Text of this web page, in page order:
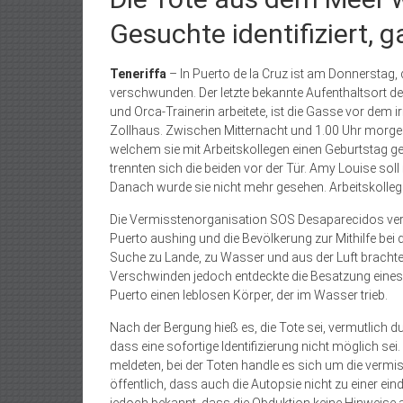
Gesuchte identifiziert,
Teneriffa – In Puerto de la Cruz ist am
verschwunden. Der letzte bekannte Aufenthaltsort
und Orca-Trainerin arbeitete, ist die Gasse vor dem
Zollhaus. Zwischen Mitternacht und 1.00 Uhr
welchem sie mit Arbeitskollegen einen Geburtstag
trennten sich die beiden vor der Tür. Amy Louise
Danach wurde sie nicht mehr gesehen.
Die Vermisstenorganisation SOS Desaparecidos
Puerto aushing und die Bevölkerung zur Mithilfe
Suche zu Lande, zu Wasser und aus der Luft
Verschwinden jedoch entdeckte die Besatzung
Puerto einen leblosen Körper, der im Wasser trieb.
Nach der Bergung hieß es, die Tote sei, vermutlich
dass eine sofortige Identifizierung nicht möglich
meldeten, bei der Toten handle es sich um die
öffentlich, dass auch die Autopsie nicht zu einer